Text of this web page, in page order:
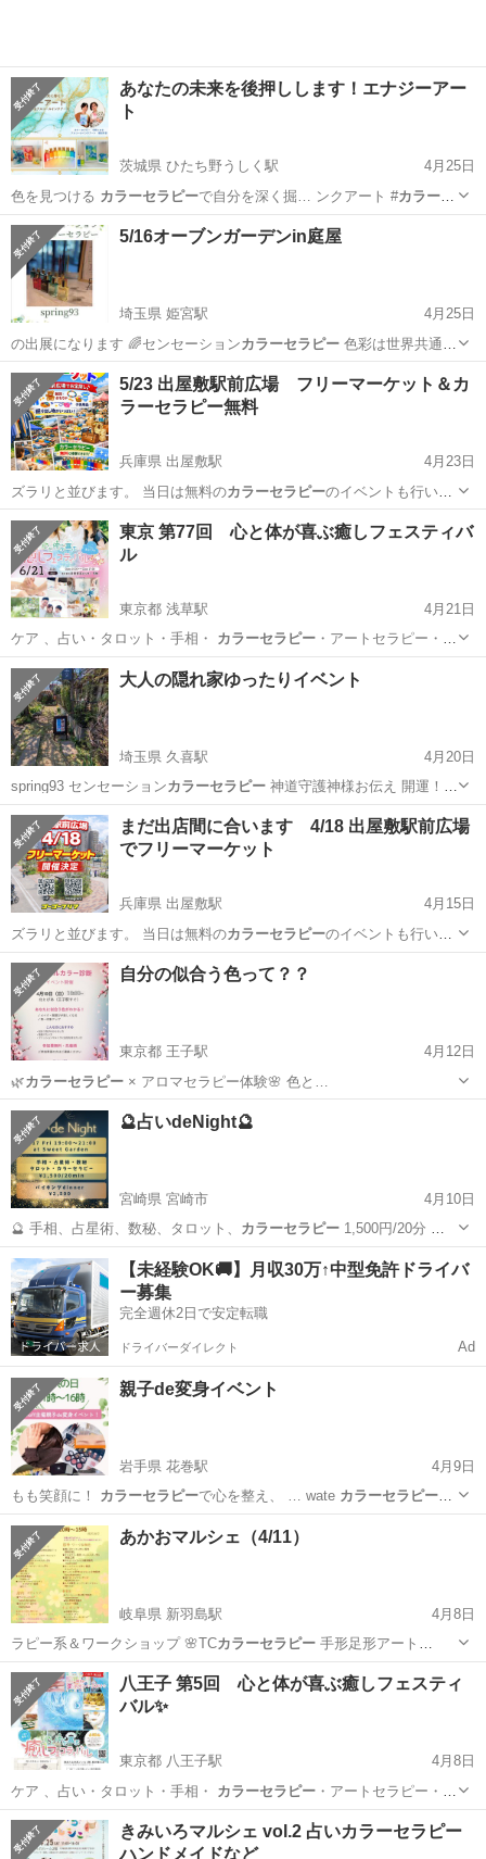
あなたの未来を後押しします！エナジーアー
ト
茨城県 ひたち野うしく駅
4月25日
色を見つける カラーセラピーで自分を深く掘… ンクアート #カラーセ
ラピー#潜在意識#エ…
茨城 牛久市 ひたち野うしく駅 ワークショップ
5/16オーブンガーデンin庭屋
埼玉県 姫宮駅
4月25日
の出展になります 🌈センセーションカラーセラピー色彩は世界共通語
そして真我と共鳴…
埼玉 白岡市 姫宮駅 その他 神様
5/23 出屋敷駅前広場 フリーマーケット＆カ
ラーセラピー無料
兵庫県 出屋敷駅
4月23日
ズラリと並びます。 当日は無料のカラーセラピーのイベントも行いま
す。 また、3…
兵庫 尼崎市 出屋敷駅 フリーマーケット
カラーセラピー
東京 第77回 心と体が喜ぶ癒しフェスティバ
ル
東京都 浅草駅
4月21日
ケア 、占い・タロット・手相・ カラーセラピー・アートセラピー・美
容・各種ヒーリ…
東京 台東区 浅草駅 地域/お祭り フェスティバル
大人の隠れ家ゆったりイベント
埼玉県 久喜駅
4月20日
spring93 センセーションカラーセラピー神道守護神様お伝え 開運！龍
体文…
埼玉 久喜市 久喜駅 その他 徒歩
まだ出店間に合います 4/18 出屋敷駅前広場
でフリーマーケット
兵庫県 出屋敷駅
4月15日
ズラリと並びます。 当日は無料のカラーセラピーのイベントも行いま
す。 開催…
兵庫 尼崎市 出屋敷駅 フリーマーケット
自分の似合う色って？？
東京都 王子駅
4月12日
🌿カラーセラピー × アロマセラピー体験🌸 色と…
東京 北区 王子駅 ワークショップ
🔮占いdeNight🔮
宮崎県 宮崎市
4月10日
🔮 手相、占星術、数秘、タロット、 カラーセラピー1,500円/20分 ご
飯会に…
宮崎 宮崎市 パーティー 占星術
【未経験OK🚚】月収30万↑中型免許ドライバ
ー募集
完全週休2日で安定転職
ドライバーダイレクト Ad
親子de変身イベント
岩手県 花巻駅
4月9日
もも笑顔に！ カラーセラピーで心を整え、 … wate カラーセラピー💓
お試し2本…
岩手 花巻市 花巻駅
あかおマルシェ（4/11）
岐阜県 新羽島駅
4月8日
ラピー系＆ワークショップ 🌸TCカラーセラピー手形足形アート
AKARI’s …
岐阜 安八郡 新羽島駅 フリーマーケット めだか
八王子 第5回 心と体が喜ぶ癒しフェスティ
バル✨
東京都 八王子駅
4月8日
ケア 、占い・タロット・手相・ カラーセラピー・アートセラピー・美
容・各種ヒーリ…
東京 八王子市 八王子駅 地域/お祭り フェスティバル
きみいろマルシェ vol.2 占いカラーセラピー
ハンドメイドなど